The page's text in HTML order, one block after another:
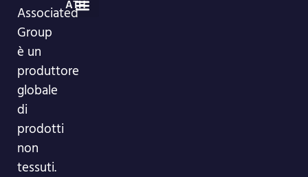
Associated
Group
è un
produttore
globale
di
prodotti
non
tessuti.
ATH